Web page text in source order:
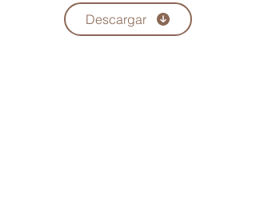
Descargar